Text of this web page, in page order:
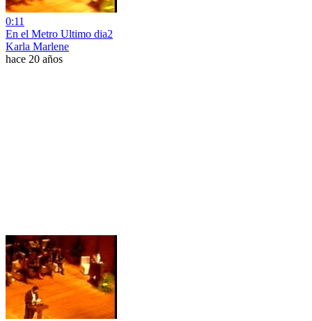
0:11
En el Metro Ultimo dia2
Karla Marlene
hace 20 años